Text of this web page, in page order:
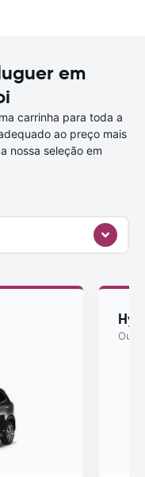
em
carrinha para toda a
ao preço mais
nossa seleção em
Ou